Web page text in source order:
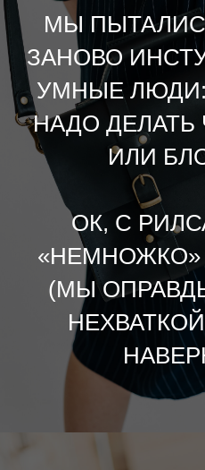
МЫ
ЗАНОВО
УМНЫЕ
НАДО ДЕЛАТЬ
ИЛИ
ОК, С
(МЫ